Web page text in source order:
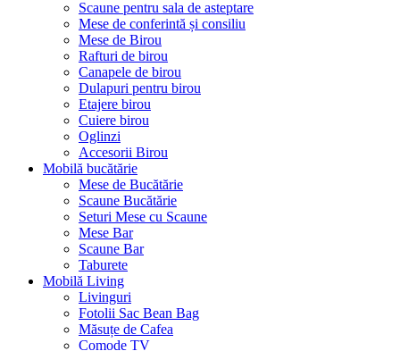
Scaune pentru sala de asteptare
Mese de conferintă și consiliu
Mese de Birou
Rafturi de birou
Canapele de birou
Dulapuri pentru birou
Etajere birou
Cuiere birou
Oglinzi
Accesorii Birou
Mobilă bucătărie
Mese de Bucătărie
Scaune Bucătărie
Seturi Mese cu Scaune
Mese Bar
Scaune Bar
Taburete
Mobilă Living
Livinguri
Fotolii Sac Bean Bag
Măsuțe de Cafea
Comode TV